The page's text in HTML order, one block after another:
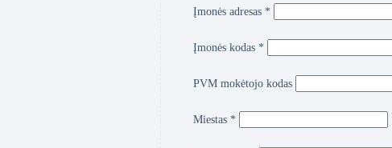
Įmonės adresas *
Įmonės kodas *
PVM mokėtojo kodas
Miestas *